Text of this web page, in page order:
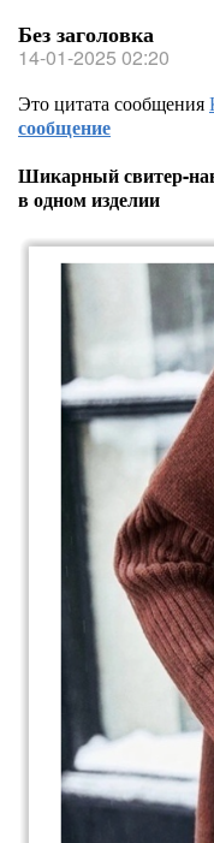
Без заголовка
14-01-2025 02:20
Это цитата сообщения
сообщение
Шикарный свитер-
в одном изделии